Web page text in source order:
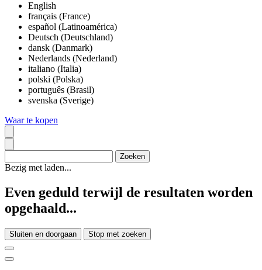
English
français (France)
español (Latinoamérica)
Deutsch (Deutschland)
dansk (Danmark)
Nederlands (Nederland)
italiano (Italia)
polski (Polska)
português (Brasil)
svenska (Sverige)
Waar te kopen
Bezig met laden...
Even geduld terwijl de resultaten worden
opgehaald...
Sluiten en doorgaan Stop met zoeken